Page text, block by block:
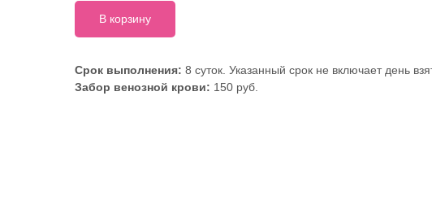
В корзину
Срок выполнения: 8 суток. Указанный срок не включает день
Забор венозной крови: 150 руб.